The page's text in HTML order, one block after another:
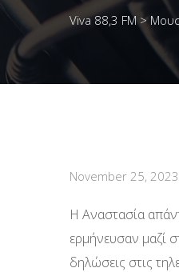
Viva 88,3 FM>
November 25, 2023
Η Αναστασία
ερμήνευσαν μαζί
δηλώσεις στις